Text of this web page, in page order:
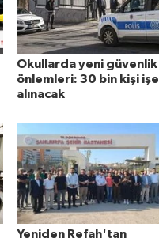
Okullarda yeni güvenlik
önlemleri: 30 bin kişi işe
alınacak
Yeniden Refah'tan